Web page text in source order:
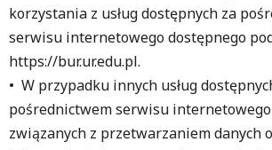
korzystania z usług dostępnych za
serwisu internetowego dostępnego
https://bur.ur.edu.pl.
• W przypadku innych usług
pośrednictwem serwisu internetowego
związanych z przetwarzaniem danych